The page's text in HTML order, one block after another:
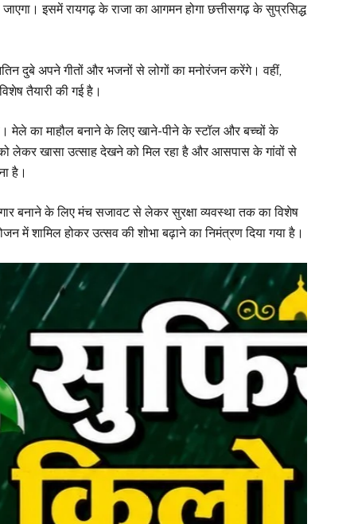
इसमें रायगढ़ के राजा का आगमन होगा छत्तीसगढ़ के सुप्रसिद्ध
दुबे अपने गीतों और भजनों से लोगों का मनोरंजन करेंगे। वहीं,
तैयारी की गई है।
का माहौल बनाने के लिए खाने-पीने के स्टॉल और बच्चों के
लेकर खासा उत्साह देखने को मिल रहा है और आसपास के गांवों से
है।
बनाने के लिए मंच सजावट से लेकर सुरक्षा व्यवस्था तक का विशेष
में शामिल होकर उत्सव की शोभा बढ़ाने का निमंत्रण दिया गया है।